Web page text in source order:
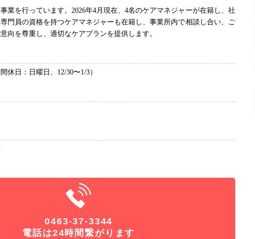
業を行っています。2026年4月現在、4名のケアマネジャーが在籍し、社
門員の資格を持つケアマネジャーも在籍し、事業所内で相談し合い、ご
向を尊重し、適切なケアプランを提供します。
休日：日曜日、12/30〜1/3）
0463-37-3344
電話は24時間繋がります